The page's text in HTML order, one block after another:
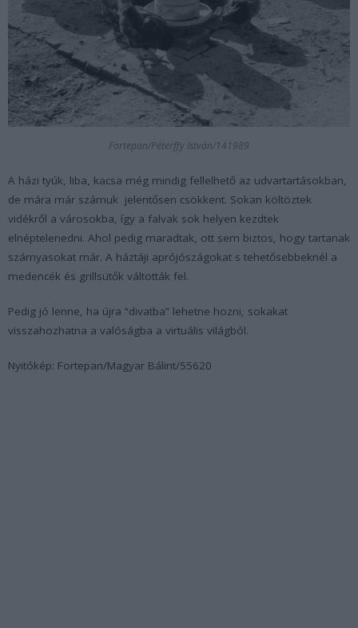
Fortepan/Péterffy István/141989
A házi tyúk, liba, kacsa még mindig fellelhető az udvartartásokban,
de mára már számuk jelentősen csökkent. Sokan költöztek
vidékről a városokba, így a falvak sok helyen kezdtek
elnéptelenedni. Ahol pedig maradtak, ott sem biztos, hogy tartanak
szárnyasokat már. A háztáji aprójószágokat s tehetősebbeknél a
medencék és grillsütők váltották fel.
Pedig jó lenne, ha újra “divatba” lehetne hozni, sokakat
visszahozhatna a valóságba a virtuális világból.
Nyitókép: Fortepan/Magyar Bálint/55620